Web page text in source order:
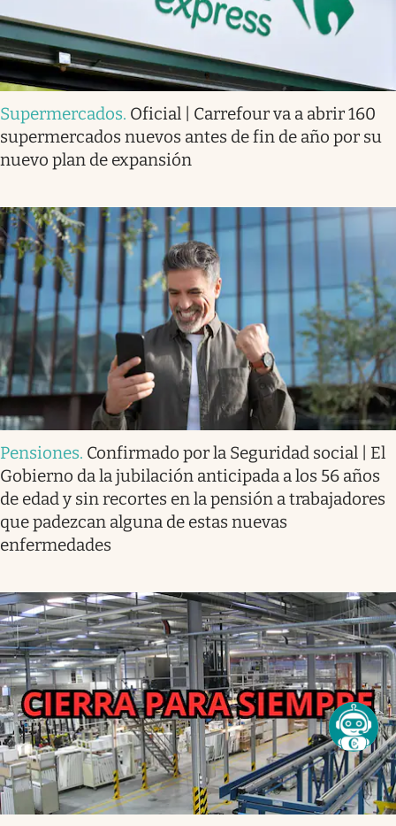
Supermercados. Oficial | Carrefour va a abrir 160
supermercados nuevos antes de fin de año por su
nuevo plan de expansión
Pensiones. Confirmado por la Seguridad social | El
Gobierno da la jubilación anticipada a los 56 años
de edad y sin recortes en la pensión a trabajadores
que padezcan alguna de estas nuevas
enfermedades